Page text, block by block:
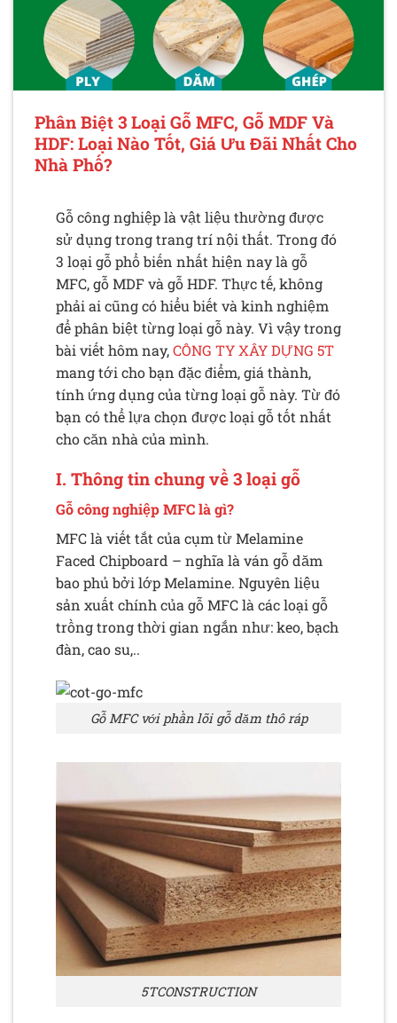
Phân Biệt 3 Loại Gỗ MFC, Gỗ MDF Và
HDF: Loại Nào Tốt, Giá Ưu Đãi Nhất Cho
Nhà Phố?
Gỗ công nghiệp là vật liệu thường được
sử dụng trong trang trí nội thất. Trong đó
3 loại gỗ phổ biến nhất hiện nay là gỗ
MFC, gỗ MDF và gỗ HDF. Thực tế, không
phải ai cũng có hiểu biết và kinh nghiệm
để phân biệt từng loại gỗ này. Vì vậy trong
bài viết hôm nay,CÔNG TY XÂY DỰNG 5T
mang tới cho bạn đặc điểm, giá thành,
tính ứng dụng của từng loại gỗ này. Từ đó
bạn có thể lựa chọn được loại gỗ tốt nhất
cho căn nhà của mình.
I. Thông tin chung về 3 loại gỗ
Gỗ công nghiệp MFC là gì?
MFC là viết tắt của cụm từ Melamine
Faced Chipboard – nghĩa là ván gỗ dăm
bao phủ bởi lớp Melamine. Nguyên liệu
sản xuất chính của gỗ MFC là các loại gỗ
trồng trong thời gian ngắn như: keo, bạch
đàn, cao su,..
Gỗ MFC với phần lõi gỗ dăm thô ráp
5TCONSTRUCTION